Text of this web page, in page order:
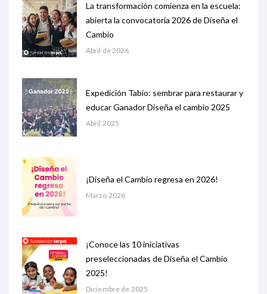
La transformación comienza en la escuela:
abierta la convocatoria 2026 de Diseña el
Cambio
Abril de 2026
Expedición Tabio: sembrar para restaurar y
educar Ganador Diseña el cambio 2025
Abril 2025
¡Diseña el Cambio regresa en 2026!
Marzo 2026
¡Conoce las 10 iniciativas
preseleccionadas de Diseña el Cambio
2025!
Diciembre de 2025